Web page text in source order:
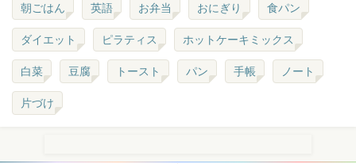
朝ごはん 英語 お弁当 おにぎり 食パン
ダイエット ピラティス ホットケーキミックス
白菜 豆腐 トースト パン 手帳 ノート
片づけ